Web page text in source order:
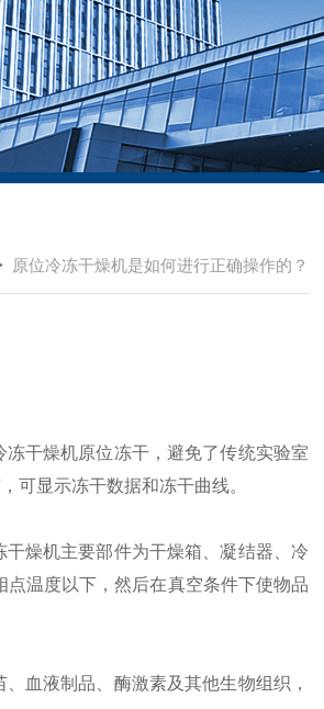
原位冷冻干燥机是如何进行正确操作的？
干燥机原位冻干，避免了传统实验室
可显示冻干数据和冻干曲线。
燥机主要部件为干燥箱、凝结器、冷
温度以下，然后在真空条件下使物品
血液制品、酶激素及其他生物组织，